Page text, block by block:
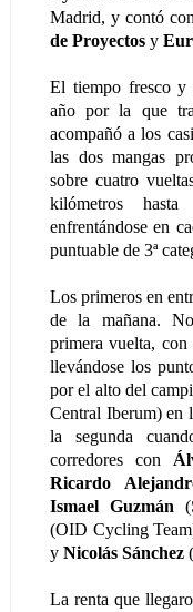
Madrid, y contó
de Proyectosy
El tiempo fresco y
año por la que
acompañó a los
las dos mangas
sobre cuatro
kilómetros
enfrentándose en
puntuable de 3ª
Los primeros en
de la mañana.
primera vuelta, con
llevándose los
por el alto del
Central Iberum) en
la segunda
corredores con
Ricardo
Ismael Guzmán
(OID Cycling
y Nicolás Sánchez
La renta que